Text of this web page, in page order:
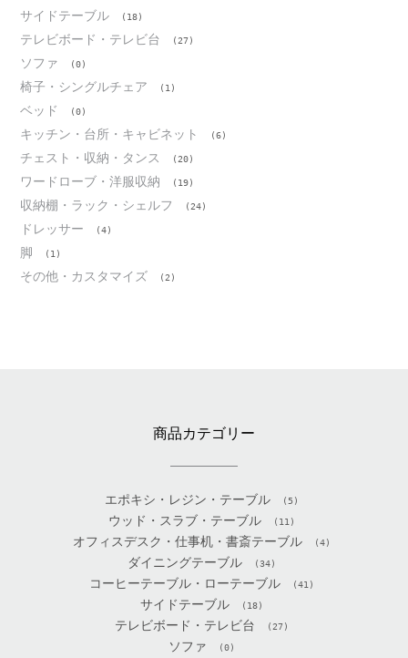
サイドテーブル (18)
テレビボード・テレビ台 (27)
ソファ (0)
椅子・シングルチェア (1)
ベッド (0)
キッチン・台所・キャビネット (6)
チェスト・収納・タンス (20)
ワードローブ・洋服収納 (19)
収納棚・ラック・シェルフ (24)
ドレッサー (4)
脚 (1)
その他・カスタマイズ (2)
商品カテゴリー
エポキシ・レジン・テーブル (5)
ウッド・スラブ・テーブル (11)
オフィスデスク・仕事机・書斎テーブル (4)
ダイニングテーブル (34)
コーヒーテーブル・ローテーブル (41)
サイドテーブル (18)
テレビボード・テレビ台 (27)
ソファ (0)